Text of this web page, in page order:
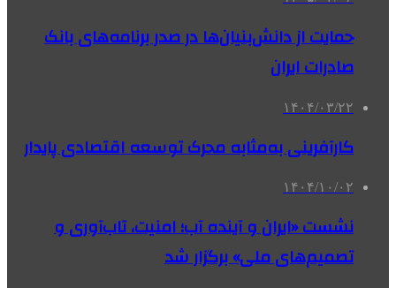
حمایت از دانش‌بنیان‌ها در صدر برنامه‌های بانک
صادرات ایران
۱۴۰۴/۰۳/۲۲
کارآفرینی به‌مثابه محرک توسعه اقتصادی پایدار
۱۴۰۴/۱۰/۰۲
نشست «ایران و آینده آب؛ امنیت، تاب­‌آوری و
تصمیم‌­های ملی» برگزار شد